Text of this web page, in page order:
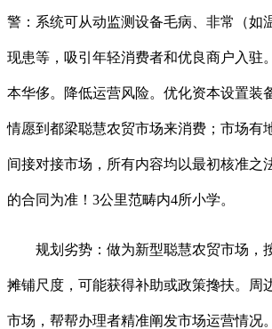
警：系统可从动监测设备毛病、非常（如
现患等，吸引年轻消费者和优良商户入驻
本华侈。降低运营风险。优化资本设置装
情愿到都梁聪慧农贸市场来消费；市场有
间接对接市场，所有内容均以最初核准之
的合同为准！3公里范畴内4所小学。
规划劣势：做为新型聪慧农贸市场，
摊铺尺度，可能获得补助或政策搀扶。周
市场，帮帮办理者精准阐发市场运营情况。